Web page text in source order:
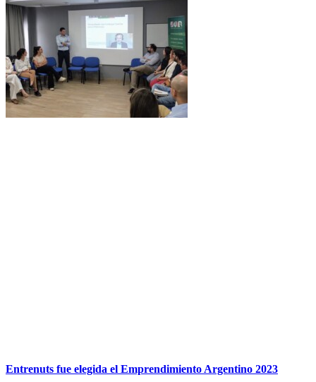
Entrenuts fue elegida el Emprendimiento Argentino 2023